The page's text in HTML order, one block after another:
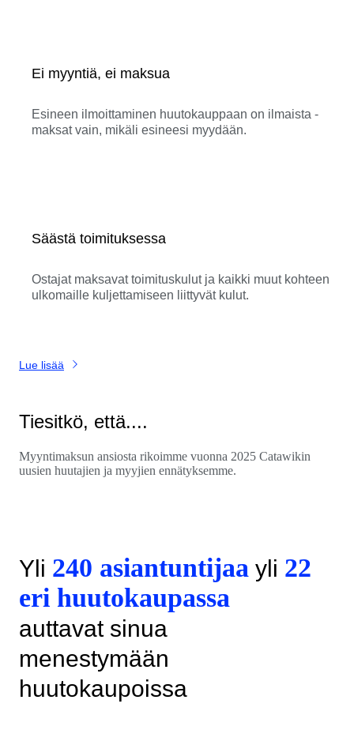
Ei myyntiä, ei maksua
Esineen ilmoittaminen huutokauppaan on ilmaista -
maksat vain, mikäli esineesi myydään.
Säästä toimituksessa
Ostajat maksavat toimituskulut ja kaikki muut kohteen
ulkomaille kuljettamiseen liittyvät kulut.
Lue lisää
Tiesitkö, että....
Myyntimaksun ansiosta rikoimme vuonna 2025 Catawikin
uusien huutajien ja myyjien ennätyksemme.
Yli 240 asiantuntijaa yli 22
eri huutokaupassa
auttavat sinua
menestymään
huutokaupoissa